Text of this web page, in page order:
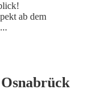
ab dem
...